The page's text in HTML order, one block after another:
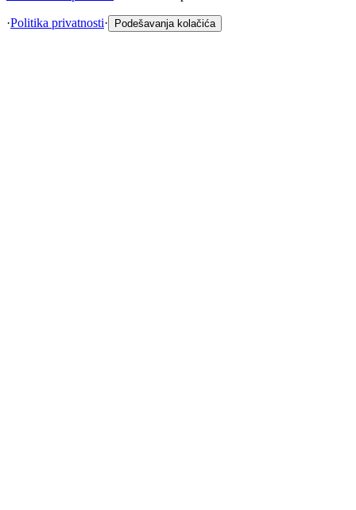
·Politika privatnosti· Podešavanja kolačića